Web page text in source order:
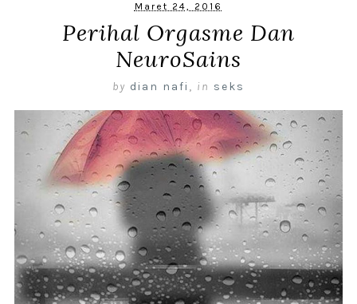
Maret 24, 2016
Perihal Orgasme Dan
NeuroSains
by dian nafi , in seks